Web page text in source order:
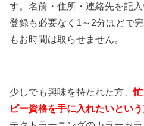
す。名前・住所・連絡先を記
登録も必要なく1～2分ほどで
もお時間は取らせません。
少しでも興味を持たれた方、
ピー資格を手に入れたいとい